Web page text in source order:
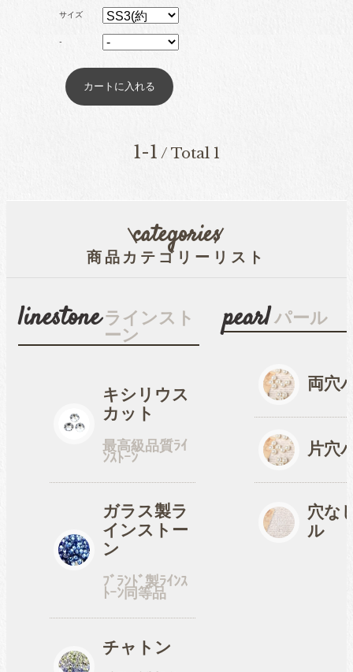
卸専用ラインストーン
納期4週間前後
pearl
コットン風アクリルパー
ル
fave オタ活・推し活
缶バッジカバー
tools
サイズ
-
1-1 / Total 1
categories
商品カテゴリーリスト
linestone ラインスト
ーン
キシリウス
カット
最高級品質ﾗｲ
ﾝｽﾄｰﾝ
ガラス製ラ
インストー
ン
ﾌﾞﾗﾝﾄﾞ製ﾗｲﾝｽ
ﾄｰﾝ同等品
チャトン
pearl パール
両穴
片穴
穴な
ル